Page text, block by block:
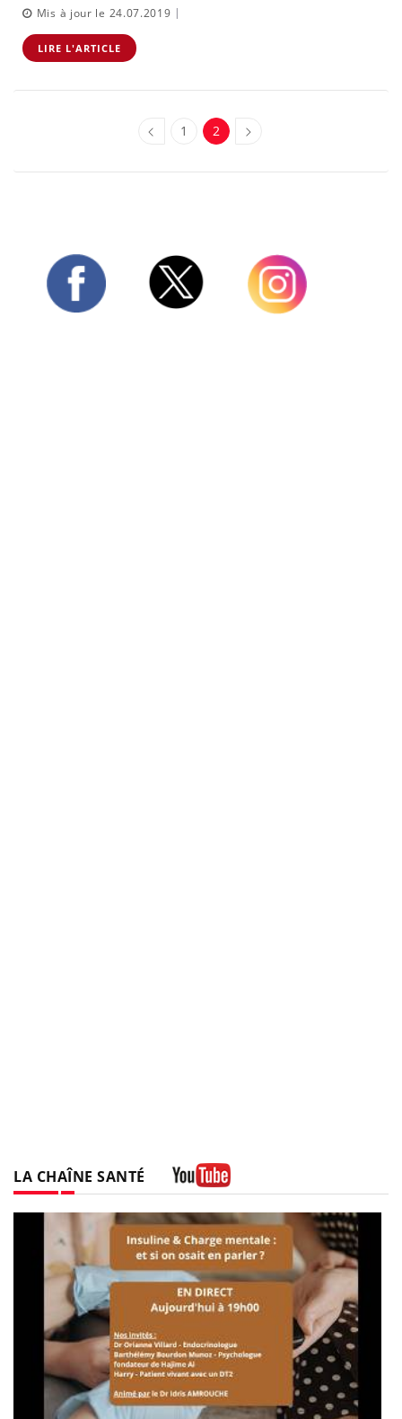
Mis à jour le 24.07.2019 |
LIRE L'ARTICLE
1 2
LA CHAÎNE SANTÉ